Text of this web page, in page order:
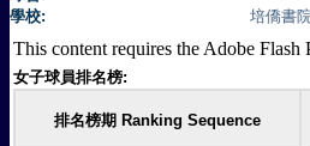
學校:
培僑書
This content requires the Adobe Flash
女子球員排名榜:
排名榜期 Ranking Sequence